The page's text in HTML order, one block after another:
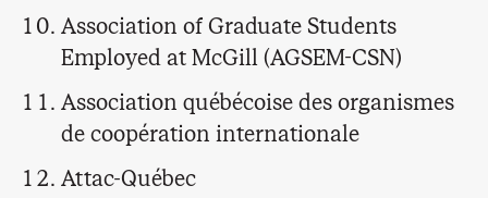
Association of Graduate Students
Employed at McGill (AGSEM-CSN)
Association québécoise des organismes
de coopération internationale
Attac-Québec